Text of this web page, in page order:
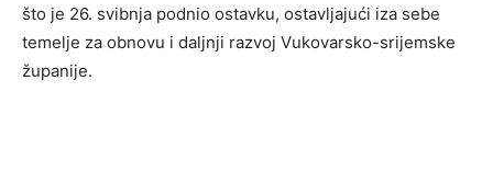
što je 26. svibnja podnio ostavku, ostavljajući iza sebe
temelje za obnovu i daljnji razvoj Vukovarsko-srijemske
županije.